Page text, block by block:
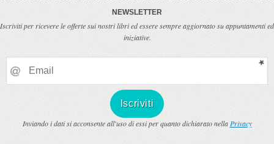
NEWSLETTER
Iscriviti per ricevere le offerte sui nostri libri ed essere sempre aggiornato su appuntamenti ed
iniziative.
Inviando i dati si acconsente all'uso di essi per quanto dichiarato nella Privacy